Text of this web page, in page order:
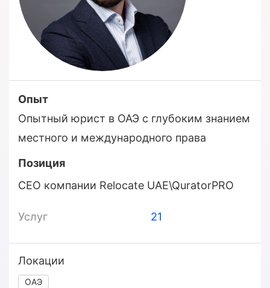
Опыт
Опытный юрист в ОАЭ с глубоким знанием
местного и международного права
Позиция
CEO компании Relocate UAE\QuratorPRO
Услуг 21
Локации
ОАЭ